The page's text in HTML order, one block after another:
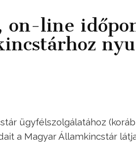
on-line
ügyfélszolgálatához
a Magyar Államkincstár